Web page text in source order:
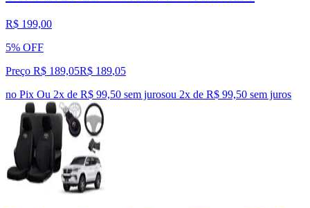
R$ 199,00
5% OFF
Preço R$ 189,05R$ 189,05
no Pix Ou 2x de R$ 99,50 sem jurosou 2x de R$ 99,50 sem juros